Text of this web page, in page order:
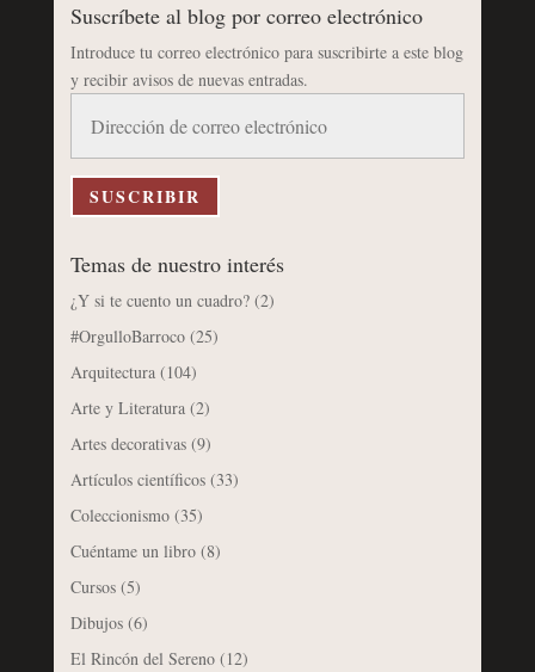
Suscríbete al blog por correo electrónico
Introduce tu correo electrónico para suscribirte a este blog
y recibir avisos de nuevas entradas.
correo
electrónico
SUSCRIBIR
Temas de nuestro interés
¿Y si te cuento un cuadro?(2)
#OrgulloBarroco(25)
Arquitectura(104)
Arte y Literatura(2)
Artes decorativas(9)
Artículos científicos(33)
Coleccionismo(35)
Cuéntame un libro(8)
Cursos(5)
Dibujos(6)
El Rincón del Sereno(12)